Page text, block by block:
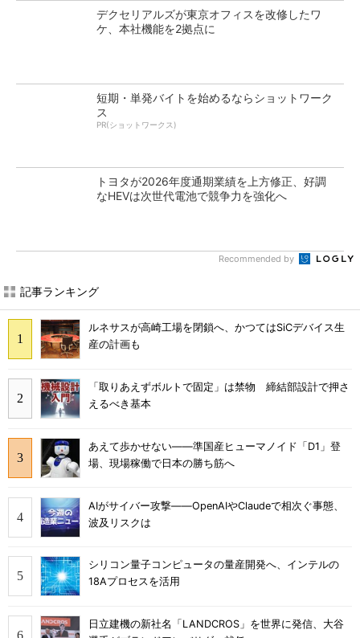
デクセリアルズが東京オフィスを改修したワ
ケ、本社機能を2拠点に
短期・単発バイトを始めるならショットワーク
ス
PR(ショットワークス)
トヨタが2026年度通期業績を上方修正、好調
なHEVは次世代電池で競争力を強化へ
Recommended by
記事ランキング
ルネサスが高崎工場を閉鎖へ、かつてはSiCデバイス生
産の計画も
「取りあえずボルトで固定」は禁物 締結部設計で押さ
えるべき基本
あえて歩かせない――準国産ヒューマノイド「D1」登
場、現場稼働で日本の勝ち筋へ
AIがサイバー攻撃――OpenAIやClaudeで相次ぐ事態、
波及リスクは
シリコン量子コンピュータの量産開発へ、インテルの
18Aプロセスを活用
日立建機の新社名「LANDCROS」を世界に発信、大谷